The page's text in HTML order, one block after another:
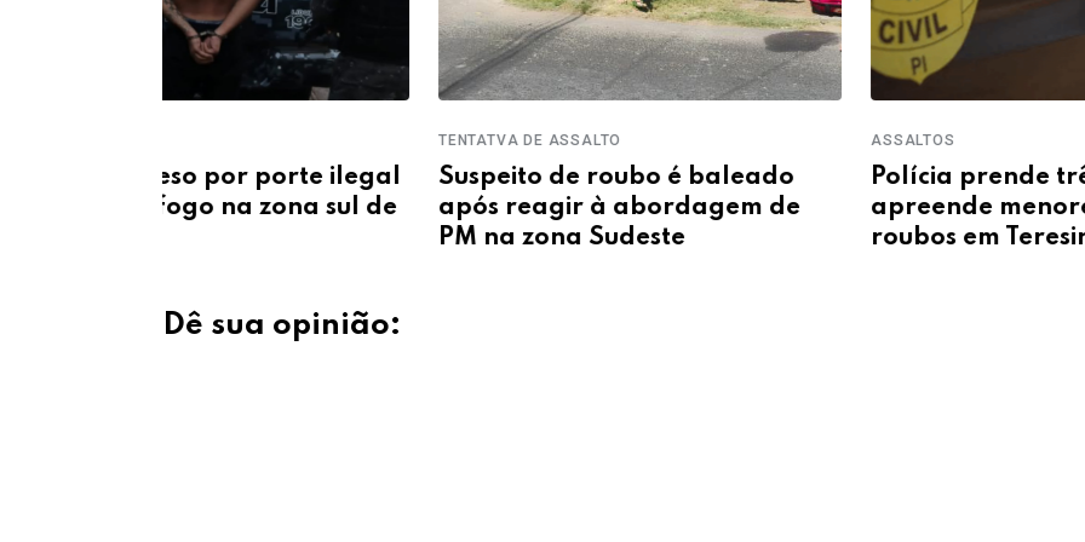
Suspeito de roubo é baleado
após reagir à abordagem de
ASSALTOS
Polícia prende três suspeitos e
apreende menores por série de
roubos em Teresina
PM
Dê sua opinião: